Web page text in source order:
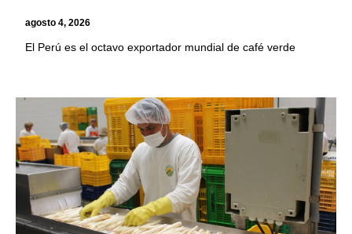
agosto 4, 2026
El Perú es el octavo exportador mundial de café verde